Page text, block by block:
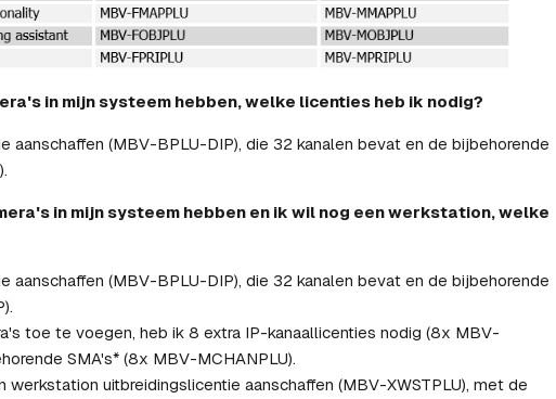
in mijn systeem hebben, welke licenties heb ik nodig?
aanschaffen (MBV-BPLU-DIP), die 32 kanalen bevat en de bijbehorende
in mijn systeem hebben en ik wil nog een werkstation, welke
aanschaffen (MBV-BPLU-DIP), die 32 kanalen bevat en de bijbehorende
toe te voegen, heb ik 8 extra IP-kanaallicenties nodig (8x MBV-
SMA's* (8x MBV-MCHANPLU).
werkstation uitbreidingslicentie aanschaffen (MBV-XWSTPLU), met de